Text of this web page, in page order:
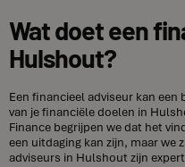
Wat doet een
Hulshout?
Een financieel adviseur kan
van je financiële doelen in
Finance begrijpen we dat het
een uitdaging kan zijn, maar we
adviseurs in Hulshout zijn